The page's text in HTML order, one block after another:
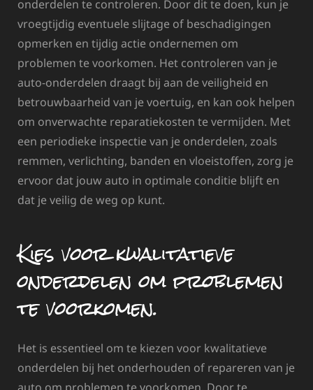
onderdelen te controleren. Door dit te doen, kun je
vroegtijdig eventuele slijtage of beschadigingen
opmerken en tijdig actie ondernemen om
problemen te voorkomen. Het controleren van je
auto-onderdelen draagt bij aan de veiligheid en
betrouwbaarheid van je voertuig, en kan ook helpen
om onverwachte reparatiekosten te vermijden. Met
een periodieke inspectie van je onderdelen, zoals
remmen, verlichting, banden en vloeistoffen, zorg je
ervoor dat jouw auto in optimale conditie blijft en
dat je veilig de weg op kunt.
Kies voor kwalitatieve
onderdelen om problemen
te voorkomen.
Het is essentieel om te kiezen voor kwalitatieve
onderdelen bij het onderhouden of repareren van je